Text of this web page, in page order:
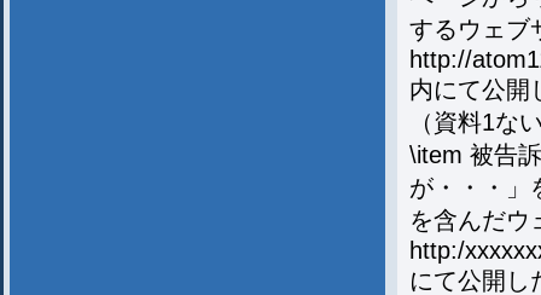
するウェブ
http://
内にて公開
（資料1な
\item 被告
が・・・」
を含んだウ
http:/
にて公開し